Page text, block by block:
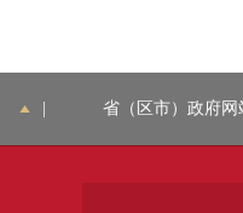
省（区市）政府网